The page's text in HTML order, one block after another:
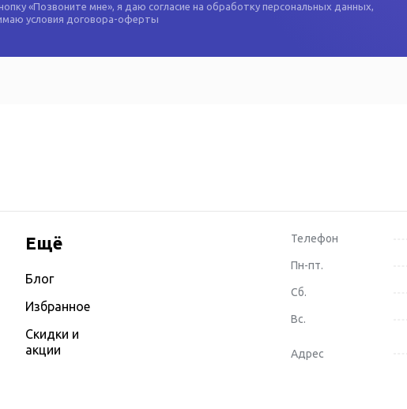
«Позвоните мне», я даю согласие на обработку персональных данных,
условия договора-оферты
Ещё
Блог
Избранное
Скидки и
акции
Телефон
Пн-пт.
Сб.
Вс.
Адрес